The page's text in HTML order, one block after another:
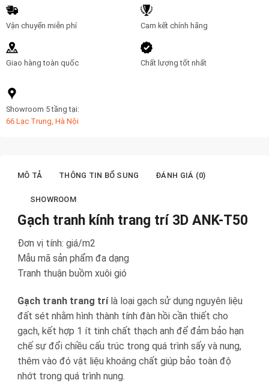
Vận chuyển miễn phí
Giao hàng toàn quốc
Cam kết chính hãng
Chất lượng tốt nhất
Showroom 5 tầng tại:
66 Lạc Trung, Hà Nội
MÔ TẢ THÔNG TIN BỔ SUNG ĐÁNH GIÁ (0)
SHOWROOM
Gạch tranh kính trang trí 3D ANK-T50
Đơn vị tính: giá/m2
Mẫu mã sản phẩm đa dạng
Tranh thuận buồm xuôi gió
Gạch tranh trang trílà loại gạch sử dụng nguyên liệu
đất sét nhằm hình thành tính đàn hồi cần thiết cho
gạch, kết hợp 1 ít tinh chất thạch anh để đảm bảo hạn
chế sự đổi chiều cấu trúc trong quá trình sấy và nung,
thêm vào đó vật liệu khoáng chất giúp bảo toàn độ
nhớt trong quá trình nung.